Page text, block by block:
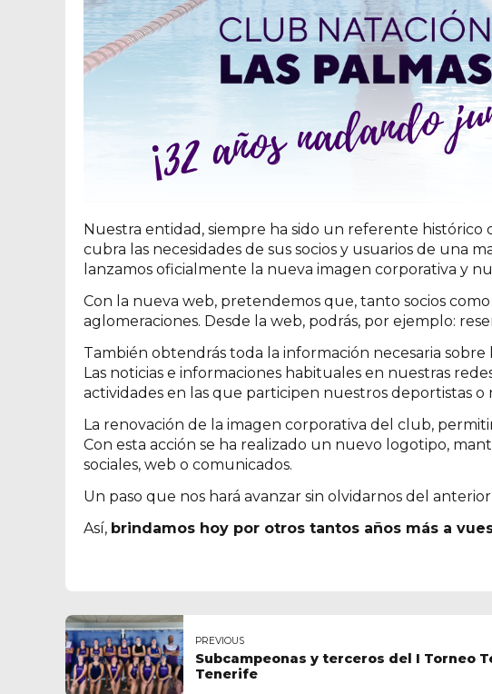
Nuestra entidad, siempre ha sido un referente
cubra las necesidades de sus socios y usuarios de una
lanzamos oficialmente la nueva imagen corporativa y
Con la nueva web, pretendemos que, tanto socios
aglomeraciones. Desde la web, podrás, por ejemplo:
También obtendrás toda la información necesaria sobre
Las noticias e informaciones habituales en nuestras
actividades en las que participen nuestros deportistas o
La renovación de la imagen corporativa del club,
Con esta acción se ha realizado un nuevo logotipo,
sociales, web o comunicados.
Un paso que nos hará avanzar sin olvidarnos del
Así, brindamos hoy por otros tantos años más a
PREVIOUS
Subcampeonas y terceros del I Torneo
Tenerife